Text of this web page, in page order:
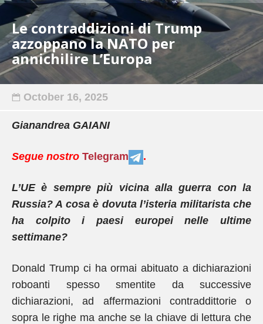
Le contraddizioni di Trump
azzoppano la NATO per
annichilire L’Europa
October 16, 2025
Gianandrea GAIANI
Segue nostro Telegram .
L’UE è sempre più vicina alla guerra con la
Russia? A cosa è dovuta l’isteria militarista che
ha colpito i paesi europei nelle ultime
settimane?
Donald Trump ci ha ormai abituato a dichiarazioni
roboanti spesso smentite da successive
dichiarazioni, ad affermazioni contraddittorie o
sopra le righe ma anche se la chiave di lettura che